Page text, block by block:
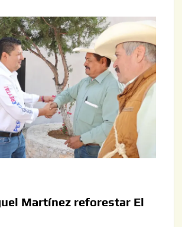
Martínez reforestar El